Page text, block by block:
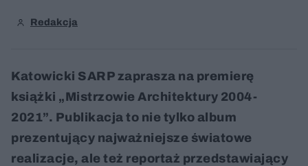
Redakcja
Katowicki SARP zaprasza na premierę
książki „Mistrzowie Architektury 2004-
2021”. Publikacja to nie tylko album
prezentujący najważniejsze światowe
realizacje, ale też reportaż przedstawiający